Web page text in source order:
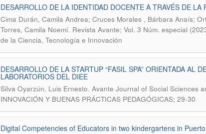
DESARROLLO DE LA IDENTIDAD DOCENTE A TRAVÉS DE
Cima Durán, Camila Andrea; Cruces Morales , Bárbara Anaís;
Torres, Camila Noemí. Revista Avante; Vol. 3 Núm. especial
de la Ciencia, Tecnología e Innovación
DESARROLLO DE LA STARTUP “FASIL SPA” ORIENTADA AL
LABORATORIOS DEL DIEE
Silva Oyarzún, Luis Ernesto. Avante Journal of Social Sciences
INNOVACIÓN Y BUENAS PRÁCTICAS PEDAGÓGICAS; 29-30
Digital Competencies of Educators in two kindergartens in